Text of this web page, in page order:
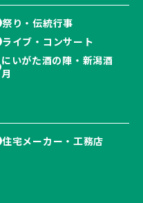
祭り・伝統行事
ライブ・コンサート
にいがた酒の陣・新潟酒
月
住宅メーカー・工務店